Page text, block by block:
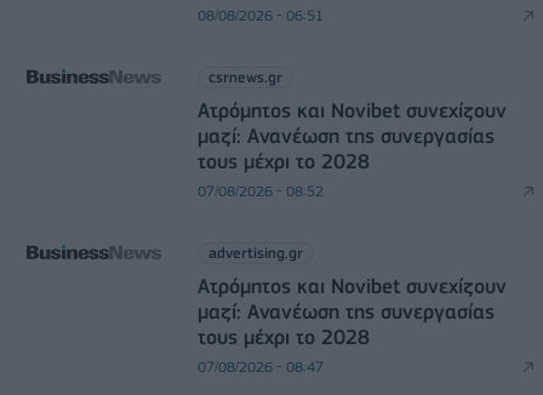
08/08/2026 - 06:51
csrnews.gr
Ατρόμητος και Novibet συνεχίζουν
μαζί: Ανανέωση της συνεργασίας
τους μέχρι το 2028
07/08/2026 - 08:52
advertising.gr
Ατρόμητος και Novibet συνεχίζουν
μαζί: Ανανέωση της συνεργασίας
τους μέχρι το 2028
07/08/2026 - 08:47